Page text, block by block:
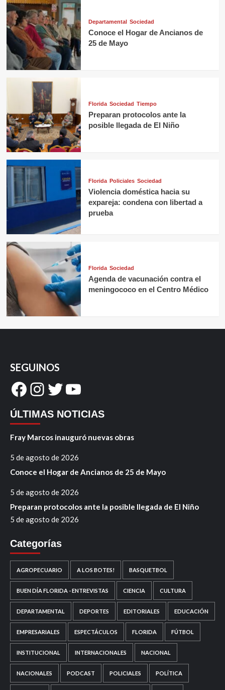
Departamental Sociedad
Conoce el Hogar de Ancianos de
25 de Mayo
Florida Sociedad Tiempo
Preparan protocolos ante la
posible llegada de El Niño
Florida Policiales Sociedad
Violencia doméstica hacia su
expareja: condena con libertad a
prueba
Florida Sociedad
Agenda de vacunación contra el
meningococo en el Centro Médico
SEGUINOS
Facebook
Instagram
Twitter
YouTube
ÚLTIMAS NOTICIAS
Fray Marcos inauguró nuevas obras
5 de agosto de 2026
Conoce el Hogar de Ancianos de 25 de Mayo
5 de agosto de 2026
Preparan protocolos ante la posible llegada de El Niño
5 de agosto de 2026
Categorías
AGROPECUARIO A LOS BOTES! BASQUETBOL
BUEN DÍA FLORIDA - ENTREVISTAS CIENCIA CULTURA
DEPARTAMENTAL DEPORTES EDITORIALES EDUCACIÓN
EMPRESARIALES ESPECTÁCULOS FLORIDA FÚTBOL
INSTITUCIONAL INTERNACIONALES NACIONAL
NACIONALES PODCAST POLICIALES POLÍTICA